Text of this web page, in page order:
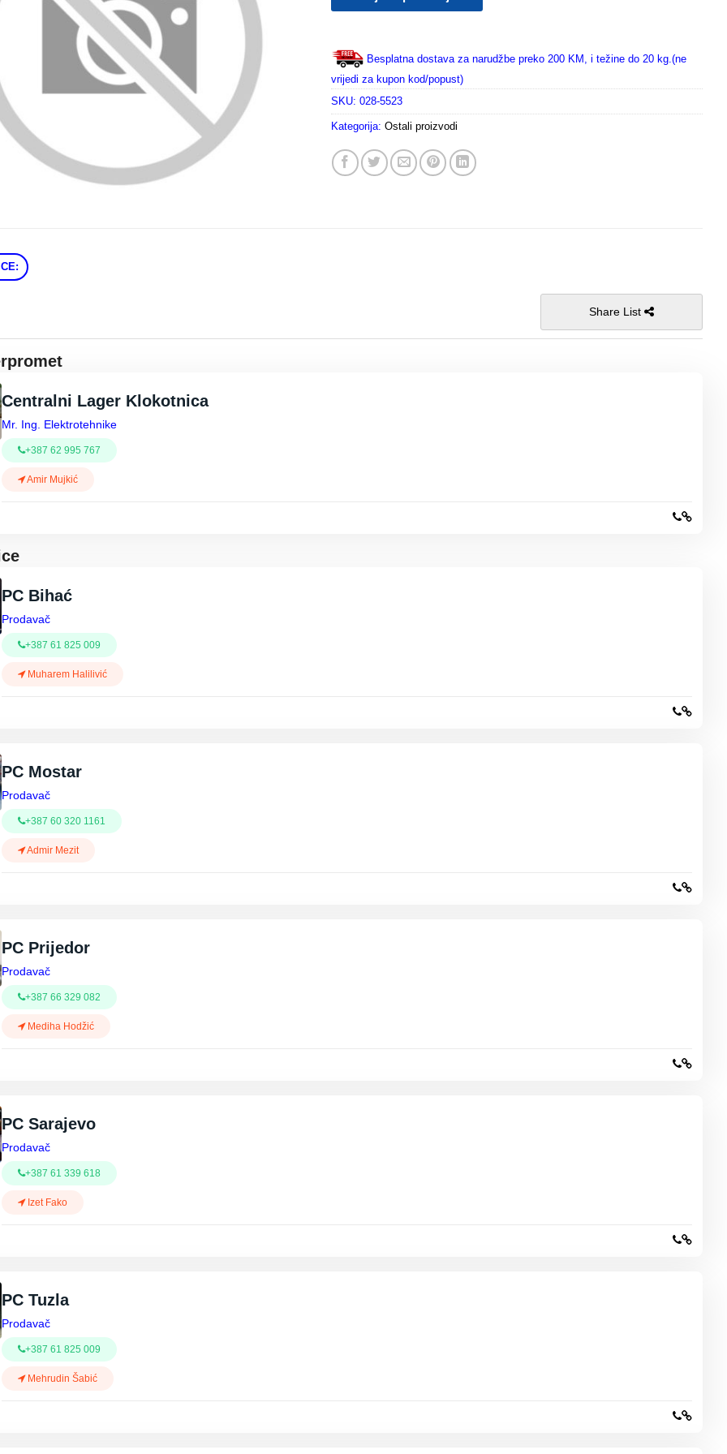
Besplatna dostava za narudžbe preko 200 KM, i težine do 20 kg.(ne
vrijedi za kupon kod/popust)
SKU: 028-5523
Kategorija: Ostali proizvodi
Share List
Centralni Lager Klokotnica
Mr. Ing. Elektrotehnike
+387 62 995 767
Amir Mujkić
PC Bihać
Prodavač
+387 61 825 009
Muharem Halilivić
PC Mostar
Prodavač
+387 60 320 1161
Admir Mezit
PC Prijedor
Prodavač
+387 66 329 082
Mediha Hodžić
PC Sarajevo
Prodavač
+387 61 339 618
Izet Fako
PC Tuzla
Prodavač
+387 61 825 009
Mehrudin Šabić